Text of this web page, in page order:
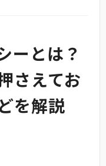
ーとは？
さえてお
を解説